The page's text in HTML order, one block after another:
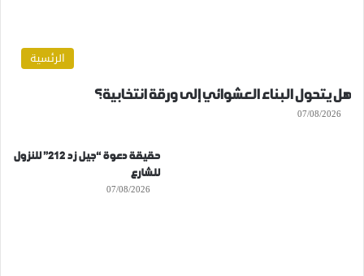
الرئسية
هل يتحول البناء العشوائي إلى ورقة انتخابية؟
07/08/2026
حقيقة دعوة “جيل زد 212” للنزول
للشارع
07/08/2026